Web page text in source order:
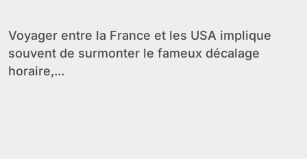
Voyager entre la France et les USA implique
souvent de surmonter le fameux décalage
horaire,...